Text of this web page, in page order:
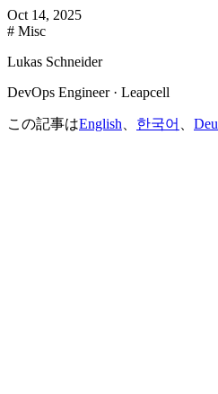
Oct 14, 2025
# Misc
Lukas Schneider
DevOps Engineer · Leapcell
この記事はEnglish 한국어